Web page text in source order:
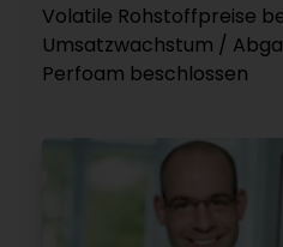
Volatile Rohstoffpreise
Umsatzwachstum /
Perfoam beschlossen